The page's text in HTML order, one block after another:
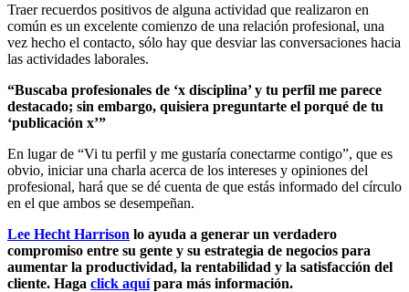
Traer recuerdos positivos de alguna actividad que realizaron en
común es un excelente comienzo de una relación profesional, una
vez hecho el contacto, sólo hay que desviar las conversaciones hacia
las actividades laborales.
“Buscaba profesionales de ‘x disciplina’ y tu perfil me parece
destacado; sin embargo, quisiera preguntarte el porqué de tu
‘publicación x’”
En lugar de “Vi tu perfil y me gustaría conectarme contigo”, que es
obvio, iniciar una charla acerca de los intereses y opiniones del
profesional, hará que se dé cuenta de que estás informado del círculo
en el que ambos se desempeñan.
Lee Hecht Harrison lo ayuda a generar un verdadero
compromiso entre su gente y su estrategia de negocios para
aumentar la productividad, la rentabilidad y la satisfacción del
cliente. Haga click aquípara más información.